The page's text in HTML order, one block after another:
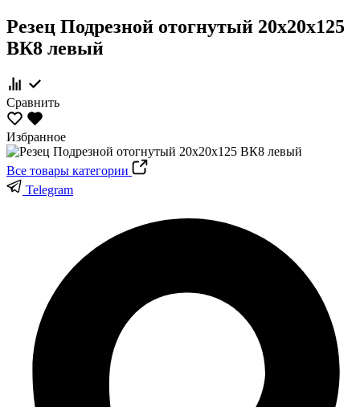
Резец Подрезной отогнутый 20х20х125
ВК8 левый
Сравнить
Избранное
Все товары категории
Telegram